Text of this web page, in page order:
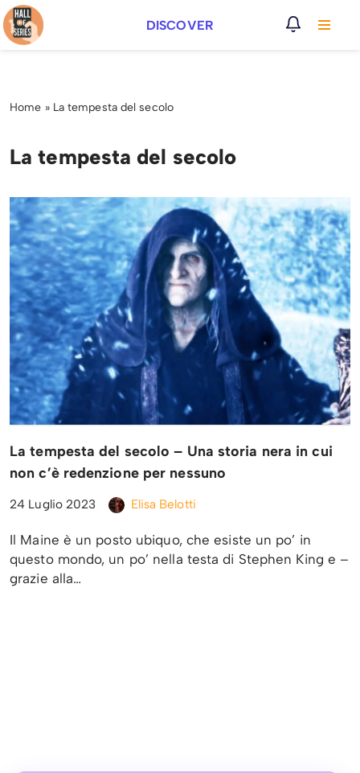
Vai
DISCOVER
Home » La tempesta del secolo
La tempesta del secolo
La tempesta del secolo – Una storia nera in cui
non c’è redenzione per nessuno
24 Luglio 2023 Elisa Belotti
Il Maine è un posto ubiquo, che esiste un po’ in
questo mondo, un po’ nella testa di Stephen King e –
grazie alla…